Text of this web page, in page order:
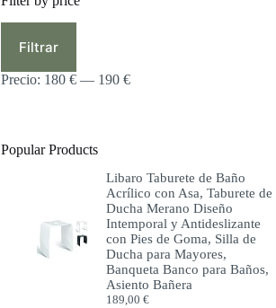
mínimo
máximo
Filtrar
Precio: 180 € — 190 €
Popular Products
Libaro Taburete de Baño
Acrílico con Asa, Taburete de
Ducha Merano Diseño
Intemporal y Antideslizante
con Pies de Goma, Silla de
Ducha para Mayores,
Banqueta Banco para Baños,
Asiento Bañera
189,00€